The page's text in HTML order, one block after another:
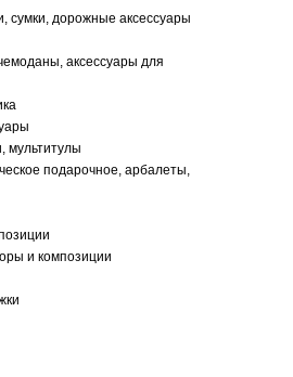
сумки, дорожные аксессуары
аксессуары для
мультитулы
подарочное, арбалеты,
и композиции